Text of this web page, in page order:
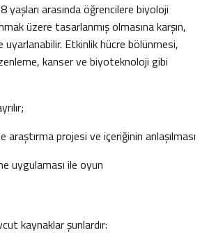
yaşları arasında öğrencilere biyoloji
üzere tasarlanmış olmasına karşın,
uyarlanabilir. Etkinlik hücre bölünmesi,
kanser ve biyoteknoloji gibi
araştırma projesi ve içeriğinin anlaşılması
uygulaması ile oyun
kaynaklar şunlardır: